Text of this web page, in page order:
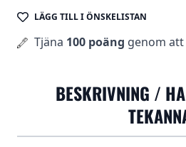
LÄGG TILL I ÖNSKELISTAN
Tjäna 100 poäng genom
BESKRIVNING /